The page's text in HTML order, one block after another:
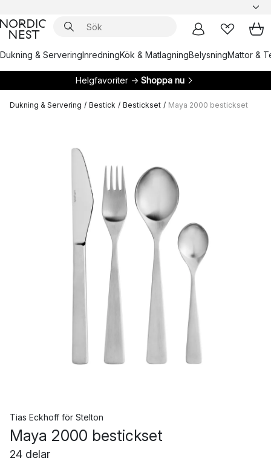
Dukning & ServeringInredningKök & MatlagningBelysningMattor &
Helgfavoriter → Shoppa nu
Dukning & Servering / Bestick / Bestickset / Maya 2000 bestickset
Tias Eckhoff för Stelton
Maya 2000 bestickset
24 delar